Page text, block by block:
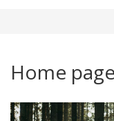
Home page